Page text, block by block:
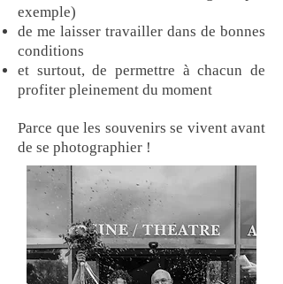
exemple)
de me laisser travailler dans de bonnes
conditions
et surtout, de permettre à chacun de
profiter pleinement du moment
Parce que les souvenirs se vivent avant
de se photographier !